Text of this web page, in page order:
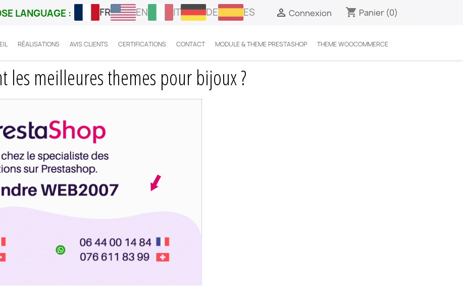
LANGUAGE : FR EN IT DE ES  Connexion shopping_cart Panier (0)
RÉALISATIONS AVIS CLIENTS CERTIFICATIONS CONTACT MODULE & THEME PRESTASHOP THEME WOOCOMMERCE
les meilleures themes pour bijoux ?